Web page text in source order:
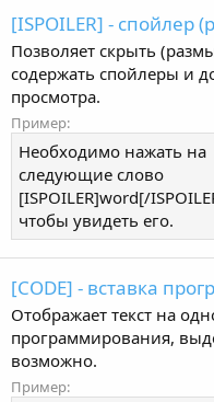
[ISPOILER] - спойлер
Позволяет скрыть
содержать спойлеры и
просмотра.
Пример:
Необходимо нажать на
следующие слово
[ISPOILER]word[/
чтобы увидеть его.
[CODE] - вставка
Отображает текст на
программирования,
возможно.
Пример: